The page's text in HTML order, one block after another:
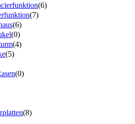
(6)
(7)
(6)
(0)
(4)
(5)
(0)
(8)